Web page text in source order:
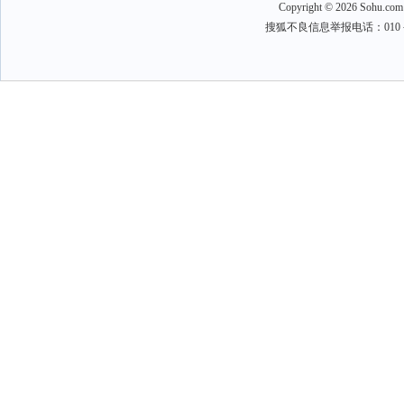
Copyright © 2026
搜狐不良信息举报电话：010